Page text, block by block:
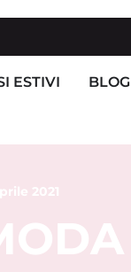
ESTIVI BLOG
2021